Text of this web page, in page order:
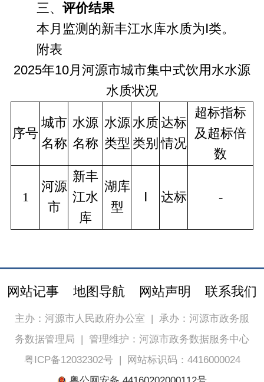
三、 评价结果
本月监测的新丰江水库水质为Ⅰ类。
附表
2025年10月河源市城市集中式饮用水水源
水质状况
序号
城市
名称
水源
名称
水源
类型
水质
类别
达标
情况
超标指标
及超标倍
数
1
河源
市
新丰
江水
库
湖库
型
达标 -
网站记事 地图导航 网站声明 联系我们
主办：河源市人民政府办公室 | 承办：河源市政务服
务数据管理局 | 管理维护：河源市政务数据服务中心
粤ICP备12032302号|
网站标识码：4416000024